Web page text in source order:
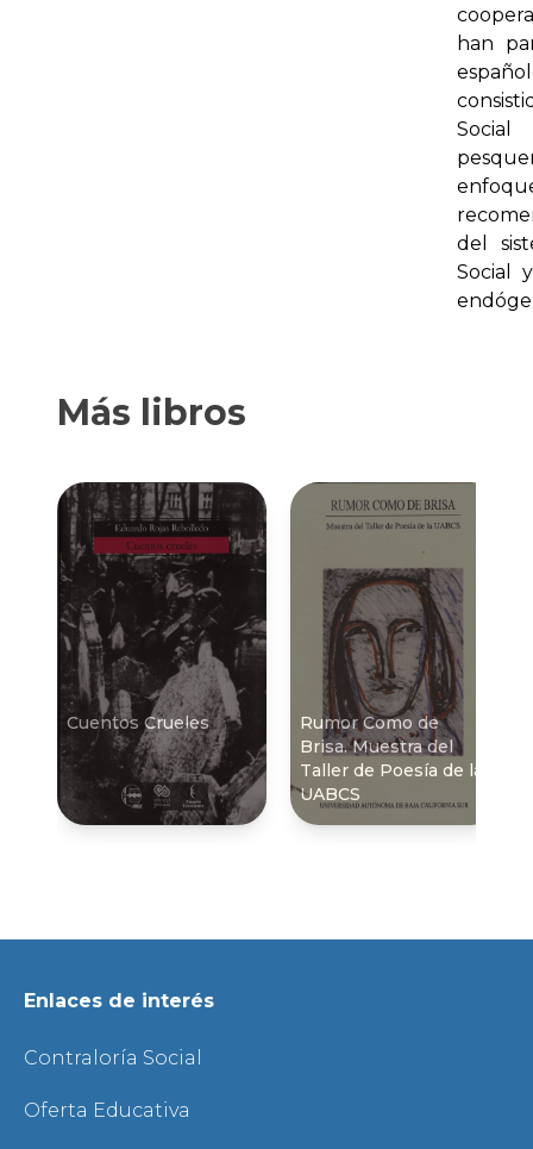
han
del
Social
Más libros
Cuentos Crueles
Rumor Como de
Brisa. Muestra del
Taller de Poesí­a de la
UABCS
Enlaces de interés
Contraloría Social
Oferta Educativa